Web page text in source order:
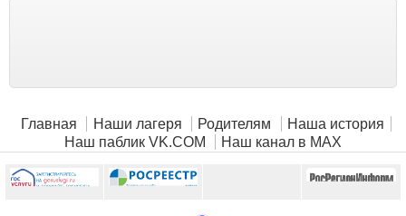
Главная Наши лагеря Родителям
Наша история
Наш паблик VK.COM
Наш канал в MAX